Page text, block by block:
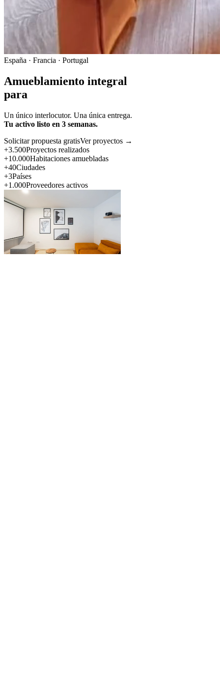
España · Francia · Portugal
Amueblamiento integral
para
Un único interlocutor. Una única entrega.
Tu activo listo en 3 semanas.
Solicitar propuesta gratisVer proyectos →
+3.500Proyectos realizados
+10.000Habitaciones amuebladas
+40Ciudades
+3Países
+1.000Proveedores activos